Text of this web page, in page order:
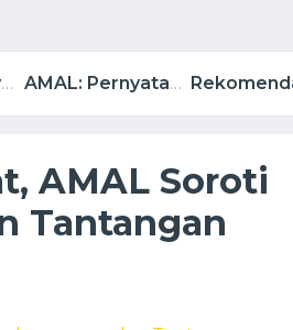
Kasus Pengeroyokan Wartawan PWI, Dewan Pers, Kader HMI Kabupaten Lahat, Lapor ke ... AMAL: Pernyataan Bupati BZ Bukan Kritik ASN, Melainkan Ajakan Membangun Ekonomi ...
AMAL Soroti
Tantangan